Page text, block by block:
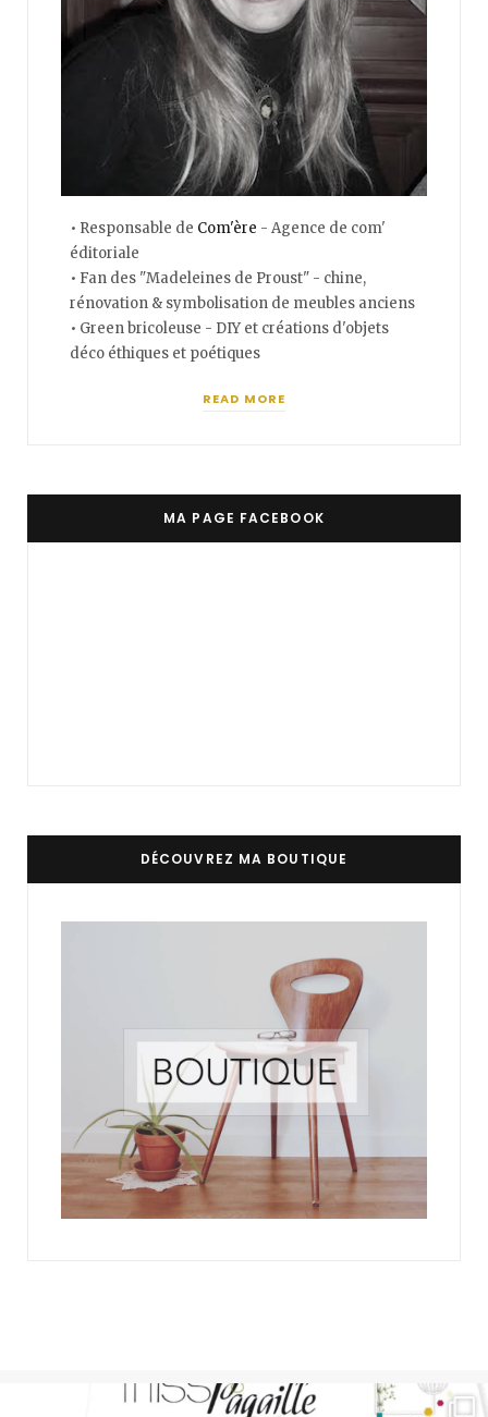
• Responsable de Com'ère - Agence de com'
éditoriale
• Fan des "Madeleines de Proust" - chine,
rénovation & symbolisation de meubles anciens
• Green bricoleuse - DIY et créations d'objets
déco éthiques et poétiques
READ MORE
MA PAGE FACEBOOK
DÉCOUVREZ MA BOUTIQUE